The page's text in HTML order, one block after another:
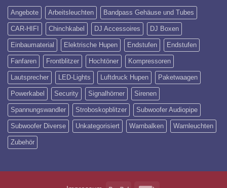
Angebote Arbeitsleuchten Bandpass Gehäuse und Tubes
CAR-HIFI Chinchkabel DJ Accessoires DJ Boxen
Einbaumaterial Elektrische Hupen Endstufen Endstufen
Fanfaren Frontblitzer Hochtöner Kompressoren
Lautsprecher LED-Lights Luftdruck Hupen Paketwaagen
Powerkabel Security Signalhörner Sirenen
Spannungswandler Stroboskopblitzer Subwoofer Audiopipe
Subwoofer Diverse Unkategorisiert Warnbalken Warnleuchten
Zubehör